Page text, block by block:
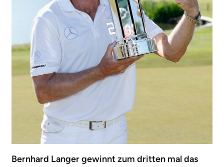
Bernhard Langer gewinnt zum dritten mal das